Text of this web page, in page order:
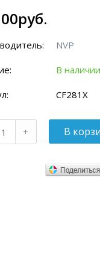
NVP
В наличии
CF281X